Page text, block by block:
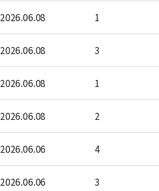
2026.06.08 1
2026.06.08 3
2026.06.08 1
2026.06.08 2
2026.06.06 4
2026.06.06 3